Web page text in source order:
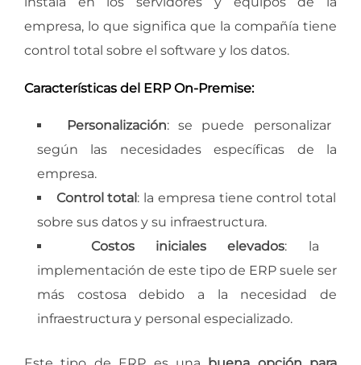
empresa, lo que significa que la compañía tiene
control total sobre el software y los datos.
Características del ERP On-Premise:
Personalización: se puede personalizar
según las necesidades específicas de la
empresa.
Control total: la empresa tiene control total
sobre sus datos y su infraestructura.
Costos iniciales elevados: la
implementación de este tipo de ERP suele ser
más costosa debido a la necesidad de
infraestructura y personal especializado.